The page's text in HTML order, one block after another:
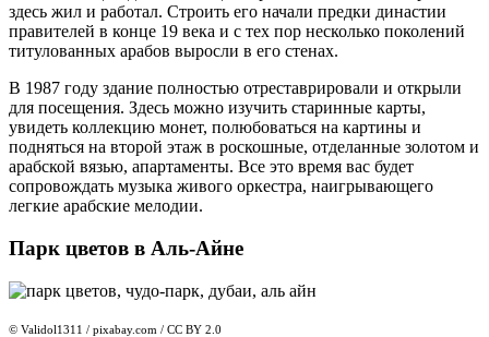
здесь жил и работал. Строить его начали предки династии
правителей в конце 19 века и с тех пор несколько поколений
титулованных арабов выросли в его стенах.
В 1987 году здание полностью отреставрировали и открыли
для посещения. Здесь можно изучить старинные карты,
увидеть коллекцию монет, полюбоваться на картины и
подняться на второй этаж в роскошные, отделанные золотом и
арабской вязью, апартаменты. Все это время вас будет
сопровождать музыка живого оркестра, наигрывающего
легкие арабские мелодии.
Парк цветов в Аль-Айне
© Validol1311 / pixabay.com / CC BY 2.0